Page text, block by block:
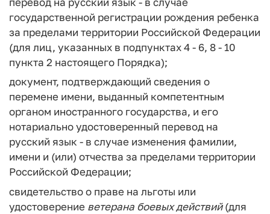
государственной регистрации рождения ребенка
за пределами территории Российской Федерации
(для лиц, указанных в подпунктах 4 - 6, 8 - 10
пункта 2 настоящего Порядка);
документ, подтверждающий сведения о
перемене имени, выданный компетентным
органом иностранного государства, и его
нотариально удостоверенный перевод на
русский язык - в случае изменения фамилии,
имени и (или) отчества за пределами территории
Российской Федерации;
свидетельство о праве на льготы или
удостоверение ветерана боевыхдействий(для